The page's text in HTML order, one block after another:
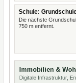
Schule:
Die nächste
750 m entfernt.
Immobilien &
Digitale Infrastruktur,